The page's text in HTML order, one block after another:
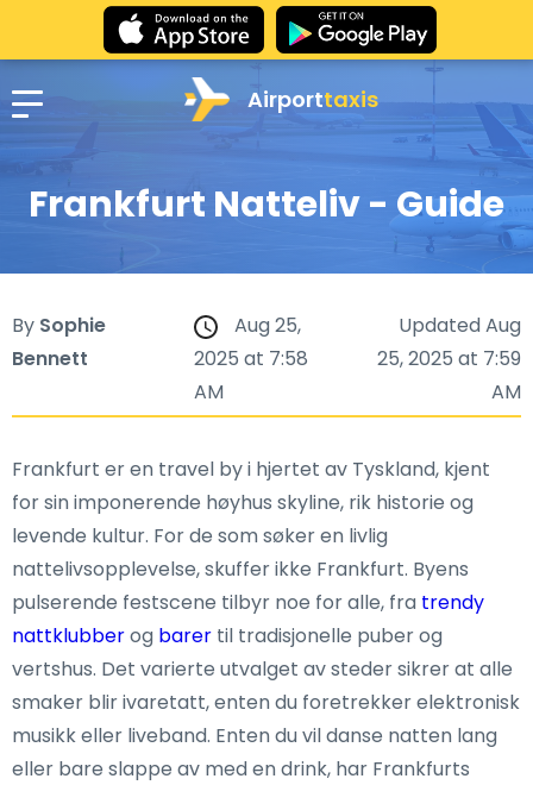
Airporttaxis
Frankfurt Natteliv - Guide
By Sophie
Bennett
Aug 25,
2025 at 7:58
AM
Updated Aug
25, 2025 at 7:59
AM
Frankfurt er en travel by i hjertet av Tyskland, kjent
for sin imponerende høyhus skyline, rik historie og
levende kultur. For de som søker en livlig
nattelivsopplevelse, skuffer ikke Frankfurt. Byens
pulserende festscene tilbyr noe for alle, fra trendy
nattklubberog barer til tradisjonelle puber og
vertshus. Det varierte utvalget av steder sikrer at alle
smaker blir ivaretatt, enten du foretrekker elektronisk
musikk eller liveband. Enten du vil danse natten lang
eller bare slappe av med en drink, har Frankfurts